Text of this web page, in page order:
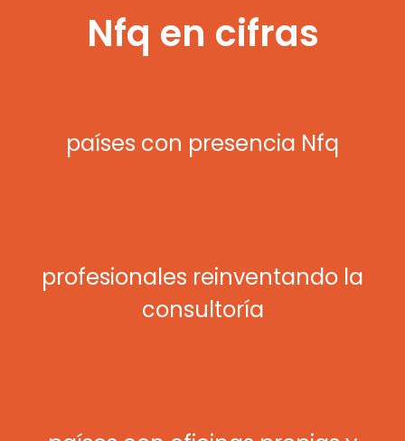
Nfq en cifras
países con presencia Nfq
profesionales reinventando la
consultoría